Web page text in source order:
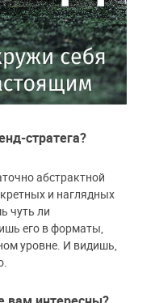
стратега?
абстрактной
и наглядных
чуть ли
его в форматы,
уровне. И видишь,